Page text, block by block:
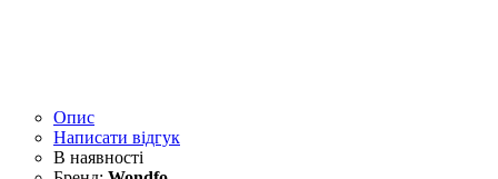
Опис
Написати відгук